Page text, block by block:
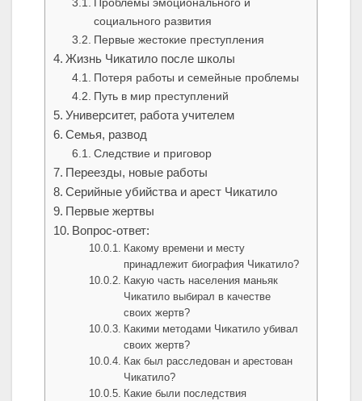
Проблемы эмоционального и
социального развития
Первые жестокие преступления
Жизнь Чикатило после школы
Потеря работы и семейные проблемы
Путь в мир преступлений
Университет, работа учителем
Семья, развод
Следствие и приговор
Переезды, новые работы
Серийные убийства и арест Чикатило
Первые жертвы
Вопрос-ответ:
Какому времени и месту
принадлежит биография Чикатило?
Какую часть населения маньяк
Чикатило выбирал в качестве
своих жертв?
Какими методами Чикатило убивал
своих жертв?
Как был расследован и арестован
Чикатило?
Какие были последствия